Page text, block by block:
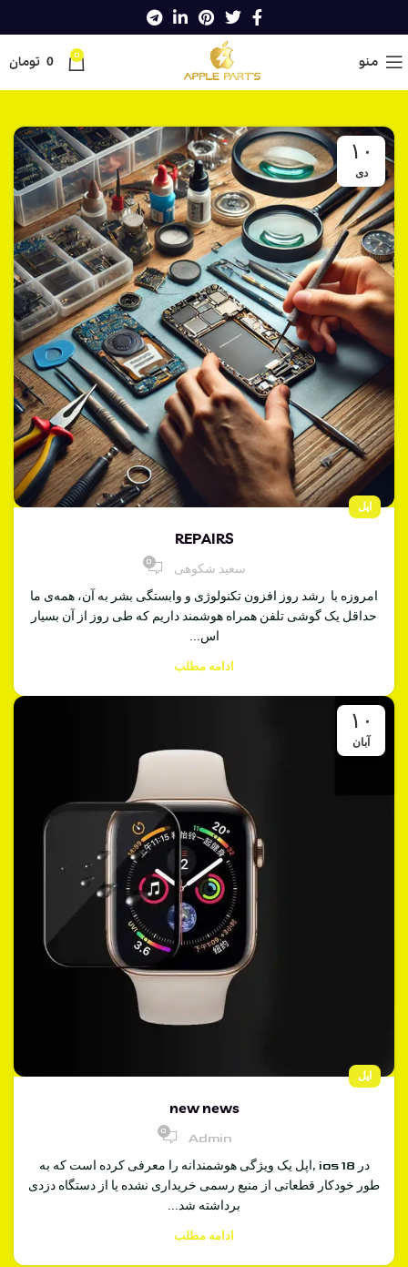
منو 0
0 تومان
۱۰
دی
اپل
REPAIRS
سعید شکوهی 0
امروزه با رشد روز افزون تکنولوژی و وابستگی بشر به آن، همه‌ی ما
حداقل یک گوشی تلفن همراه هوشمند داریم که طی روز از آن بسیار
اس...
ادامه مطلب
۱۰
آبان
اپل
new news
Admin
0
در ios 18 ,اپل یک ویژگی هوشمندانه را معرفی کرده است که به
طور خودکار قطعاتی از منبع رسمی خریداری نشده یا از دستگاه دزدی
برداشته شد...
ادامه مطلب